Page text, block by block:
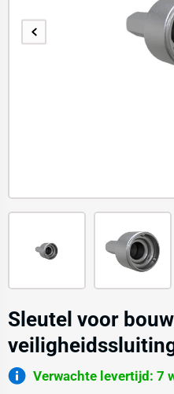
Sleutel voor
Verwachte levertijd: 7